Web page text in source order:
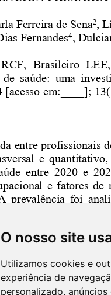
O nosso site
Utilizamos cookies e
experiência de
personalizado,